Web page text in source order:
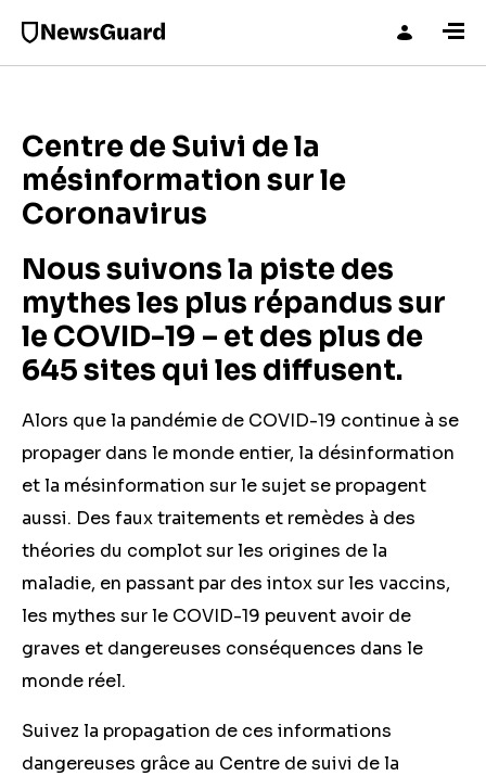
Centre de Suivi de la
mésinformation sur le
Coronavirus
Nous suivons la piste des
mythes les plus répandus sur
le COVID-19 – et des plus de
645sites qui les diffusent.
Alors que la pandémie de COVID-19 continue à se
propager dans le monde entier, la désinformation
et la mésinformation sur le sujet se propagent
aussi. Des faux traitements et remèdes à des
théories du complot sur les origines de la
maladie, en passant par des intox sur les vaccins,
les mythes sur le COVID-19 peuvent avoir de
graves et dangereuses conséquences dans le
monde réel.
Suivez la propagation de ces informations
dangereuses grâce au Centre de suivi de la